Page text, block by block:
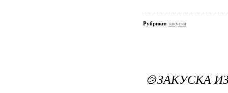
Рубрики: закуска
🍲ЗАКУСКА